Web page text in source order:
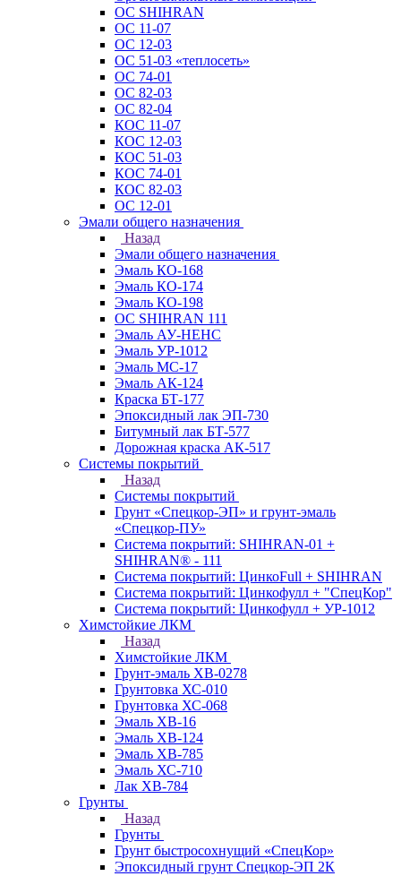
ОС SHIHRAN
ОС 11-07
ОС 12-03
ОС 51-03 «теплосеть»
ОС 74-01
ОС 82-03
ОС 82-04
КОС 11-07
КОС 12-03
КОС 51-03
КОС 74-01
КОС 82-03
ОС 12-01
Эмали общего назначения
Назад
Эмали общего назначения
Эмаль КО-168
Эмаль КО-174
Эмаль КО-198
ОС SHIHRAN 111
Эмаль АУ-НЕНС
Эмаль УР-1012
Эмаль МС-17
Эмаль АК-124
Краска БТ-177
Эпоксидный лак ЭП-730
Битумный лак БТ-577
Дорожная краска АК-517
Системы покрытий
Назад
Системы покрытий
Грунт «Спецкор-ЭП» и грунт-эмаль
«Спецкор-ПУ»
Система покрытий: SHIHRAN-01 +
SHIHRAN® - 111
Система покрытий: ЦинкоFull + SHIHRAN
Система покрытий: Цинкофулл + "СпецКор"
Система покрытий: Цинкофулл + УР-1012
Химстойкие ЛКМ
Назад
Химстойкие ЛКМ
Грунт-эмаль ХВ-0278
Грунтовка ХС-010
Грунтовка ХС-068
Эмаль ХВ-16
Эмаль ХВ-124
Эмаль ХВ-785
Эмаль ХС-710
Лак ХВ-784
Грунты
Назад
Грунты
Грунт быстросохнущий «СпецКор»
Эпоксидный грунт Спецкор-ЭП 2К